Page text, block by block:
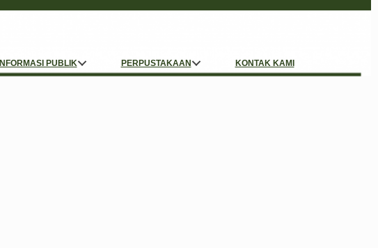
INFORMASI PUBLIK PERPUSTAKAAN KONTAK KAMI